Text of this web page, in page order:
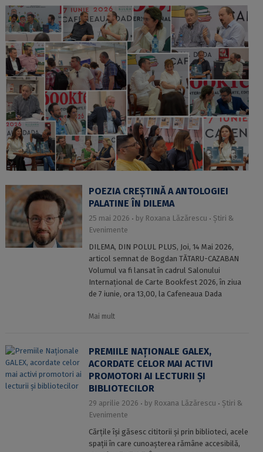
POEZIA CREȘTINĂ A ANTOLOGIEI
PALATINE ÎN DILEMA
25 mai 2026 by Roxana Lăzărescu
Știri &
Evenimente
DILEMA, DIN POLUL PLUS, Joi, 14 Mai 2026,
articol semnat de Bogdan TĂTARU-CAZABAN
Volumul va fi lansat în cadrul Salonului
Internațional de Carte Bookfest 2026, în ziua
de 7 iunie, ora 13,00, la Cafeneaua Dada
Mai mult
PREMIILE NAȚIONALE GALEX,
ACORDATE CELOR MAI ACTIVI
PROMOTORI AI LECTURII ȘI
BIBLIOTECILOR
29 aprilie 2026 by Roxana Lăzărescu
Știri &
Evenimente
Cărțile își găsesc cititorii și prin biblioteci, acele
spații în care cunoașterea rămâne accesibilă,